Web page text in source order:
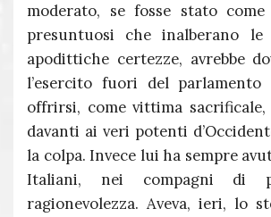
moderato, se fosse stato
presuntuosi che inalberano
apodittiche certezze, avrebbe
l’esercito fuori del
offrirsi, come vittima
davanti ai veri potenti
la colpa. Invece lui ha sempre
Italiani, nei compagni di
ragionevolezza. Aveva, ieri, lo